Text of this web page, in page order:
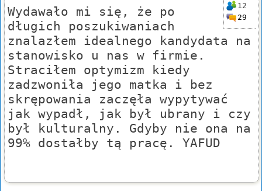
12
29
Wydawało mi się, że po
długich poszukiwaniach
znalazłem idealnego kandydata na
stanowisko u nas w firmie.
Straciłem optymizm kiedy
zadzwoniła jego matka i bez
skrępowania zaczęła wypytywać
jak wypadł, jak był ubrany i czy
był kulturalny. Gdyby nie ona na
99% dostałby tą pracę. YAFUD